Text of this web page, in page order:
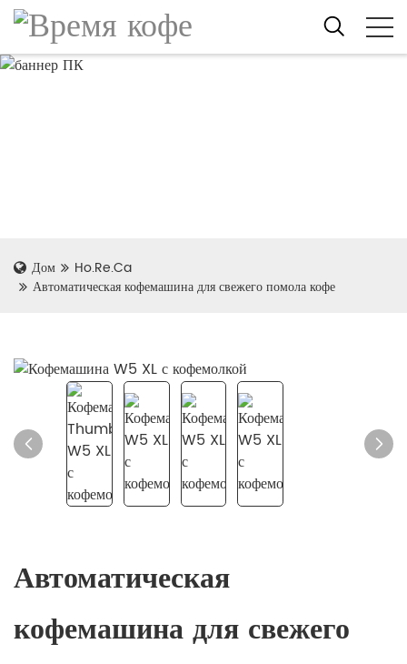
Дом
Ho.Re.Ca
Автоматическая кофемашина для свежего помола кофе
Автоматическая
кофемашина для свежего